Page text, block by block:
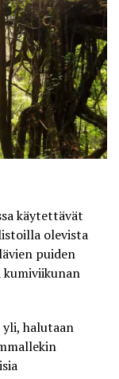
käytettävät
olevista
puiden
halutaan